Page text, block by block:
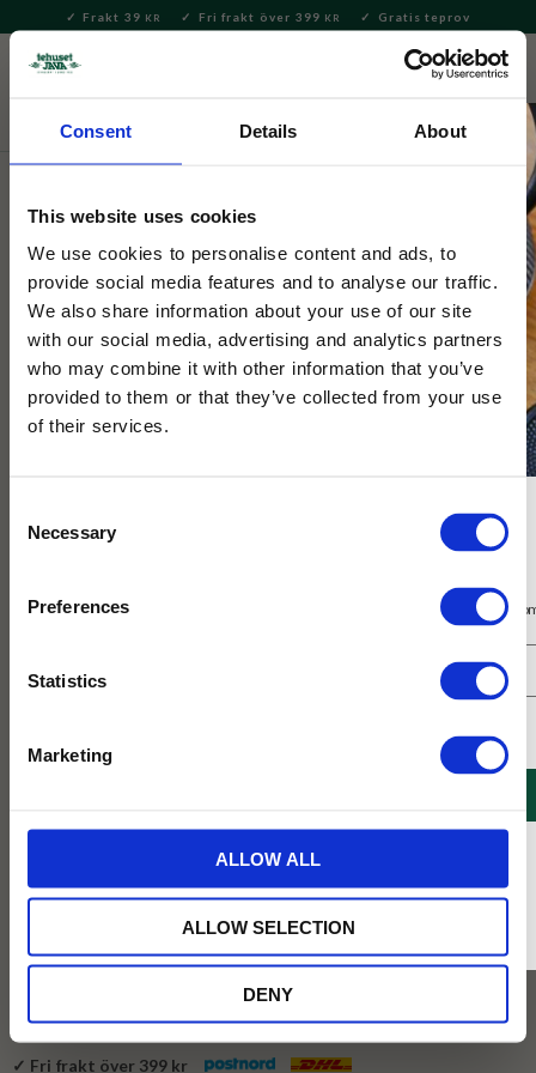
Consent Details About
This website uses cookies
We use cookies to personalise content and ads, to
provide social media features and to analyse our traffic.
We also share information about your use of our site
with our social media, advertising and analytics partners
who may combine it with other information that you’ve
provided to them or that they’ve collected from your use
of their services.
Selection
Necessary
Preferences
Statistics
Marketing
ALLOW ALL
ALLOW SELECTION
DENY
Meny
Frakt 39 KR Fri frakt över 399 KR Gratis teprov
Varumärken Fortnum & Mason
Fortnum & Mason
Green Tea With Elderflower Löste
i Burk 125g
Fortnum & Masons klassiska gröna te smaksatt med
fläderblom.
299KR
Lägg till i favoriter
BEVAKA
✓ Fri frakt över 399 kr
Tillfälligt slut online
Få 10% rabatt på ditt första köp på nätet och ta del av erbjudanden året
* Rabatten gäller endast online på Tehusetjava.se. Rabatten fungerar endast på